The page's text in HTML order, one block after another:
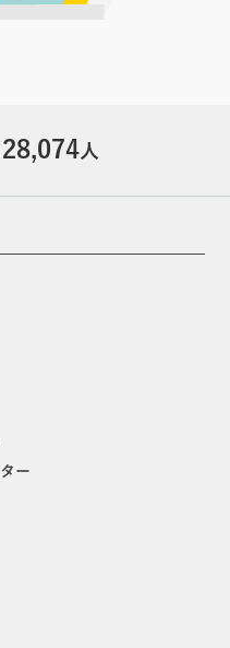
28,074人
ー